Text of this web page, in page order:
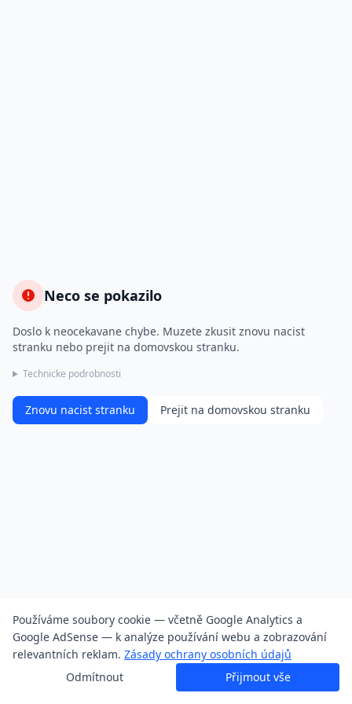
Neco se pokazilo
Doslo k neocekavane chybe. Muzete zkusit znovu nacist
stranku nebo prejit na domovskou stranku.
Technicke podrobnosti
Znovu nacist stranku Prejit na domovskou stranku
Používáme soubory cookie — včetně Google Analytics a
Google AdSense — k analýze používání webu a zobrazování
relevantních reklam. Zásady ochrany osobních údajů
Odmítnout
Přijmout vše